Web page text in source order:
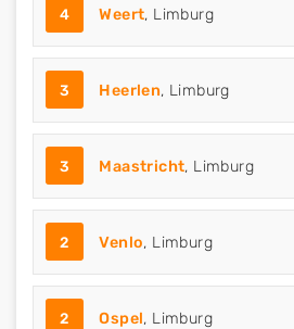
4 Weert, Limburg
3 Heerlen, Limburg
3 Maastricht, Limburg
2 Venlo, Limburg
2 Ospel, Limburg